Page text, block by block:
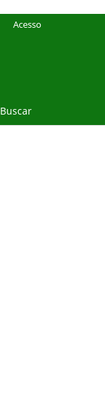
Buscar
Acesso